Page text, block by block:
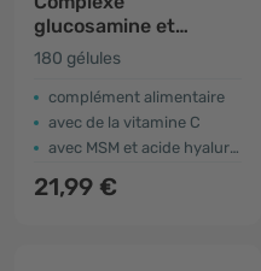
glucosamine et
chondroïtine
180 gélules
complément alimentaire
avec de la vitamine C
avec MSM et acide hyaluronique
21,99 €